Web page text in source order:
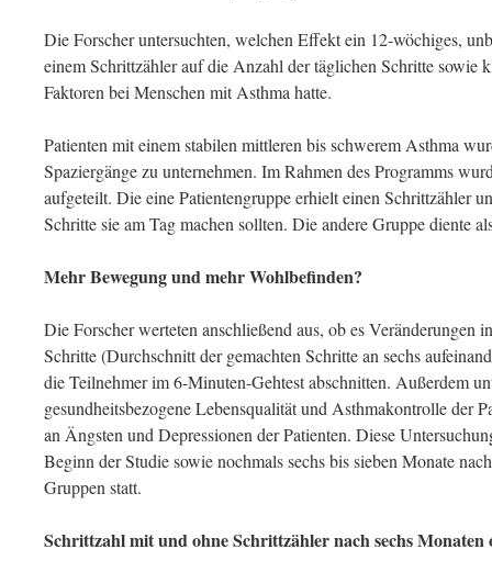
Die Forscher untersuchten, welchen Effekt ein 12-wöchiges,
einem Schrittzähler auf die Anzahl der täglichen Schritte sowie
Faktoren bei Menschen mit Asthma hatte.
Patienten mit einem stabilen mittleren bis schwerem Asthma
Spaziergänge zu unternehmen. Im Rahmen des Programms
aufgeteilt. Die eine Patientengruppe erhielt einen Schrittzähler
Schritte sie am Tag machen sollten. Die andere Gruppe diente
Mehr Bewegung und mehr Wohlbefinden?
Die Forscher werteten anschließend aus, ob es Veränderungen
Schritte (Durchschnitt der gemachten Schritte an sechs
die Teilnehmer im 6-Minuten-Gehtest abschnitten. Außerdem
gesundheitsbezogene Lebensqualität und Asthmakontrolle der
an Ängsten und Depressionen der Patienten. Diese
Beginn der Studie sowie nochmals sechs bis sieben Monate
Gruppen statt.
Schrittzahl mit und ohne Schrittzähler nach sechs Monaten